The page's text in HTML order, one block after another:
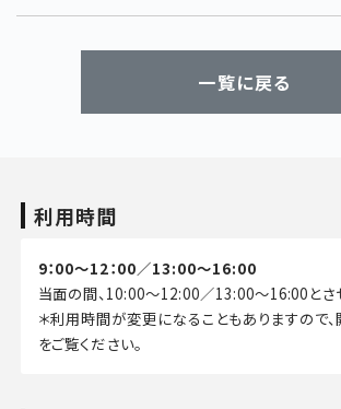
一覧に戻る
利用時間
9：00～12：00／13:00～16:00
当面の間、10:00～12:00／13:00～16:00とさ
＊利用時間が変更になることもありますので
をご覧ください。